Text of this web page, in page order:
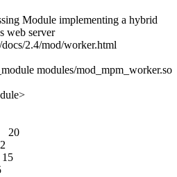
Module implementing a hybrid
web server
2.4/mod/worker.html
modules/mod_mpm_worker.so
20
15